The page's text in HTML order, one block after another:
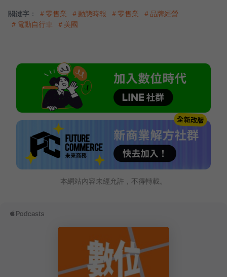
關鍵字： ＃零售業 ＃動態時報 ＃零售業
＃品牌經營
＃電動自行車 ＃美國
本網站內容未經允許，不得轉載。